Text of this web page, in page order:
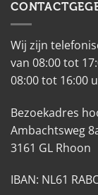
Wij zijn
van 08:00 tot
08:00 tot 16:00
Bezoekadres
Ambachtsweg
3161 GL Rhoon
IBAN: NL61